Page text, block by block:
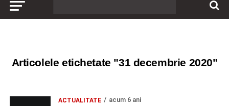
Articolele etichetate "31 decembrie 2020"
ACTUALITATE acum 6 ani